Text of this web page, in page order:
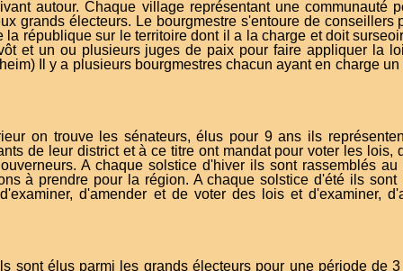
autour. Chaque village représentant une communauté
grands électeurs. Le bourgmestre s'entoure de conseillers
république sur le territoire dont il a la charge et doit
et un ou plusieurs juges de paix pour faire appliquer la
Il y a plusieurs bourgmestres chacun ayant en charge
on trouve les sénateurs, élus pour 9 ans ils
de leur district et à ce titre ont mandat pour voter les lois,
A chaque solstice d'hiver ils sont rassemblés
à prendre pour la région. A chaque solstice d'été ils
d'amender et de voter des lois et d'examiner,
sont élus parmi les grands électeurs pour une période de